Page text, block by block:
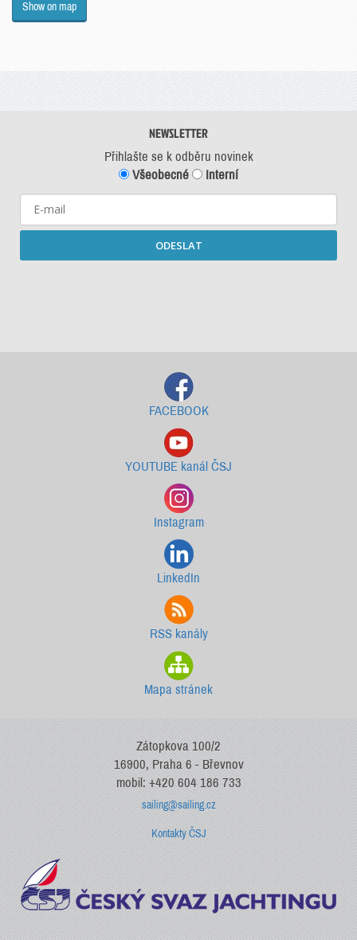
Show on map
NEWSLETTER
Přihlašte se k odběru novinek
Všeobecné
Interní
ODESLAT
FACEBOOK
YOUTUBE kanál ČSJ
Instagram
LinkedIn
RSS kanály
Mapa stránek
Zátopkova 100/2
16900, Praha 6 - Břevnov
mobil: +420 604 186 733
sailing@sailing.cz
Kontakty ČSJ